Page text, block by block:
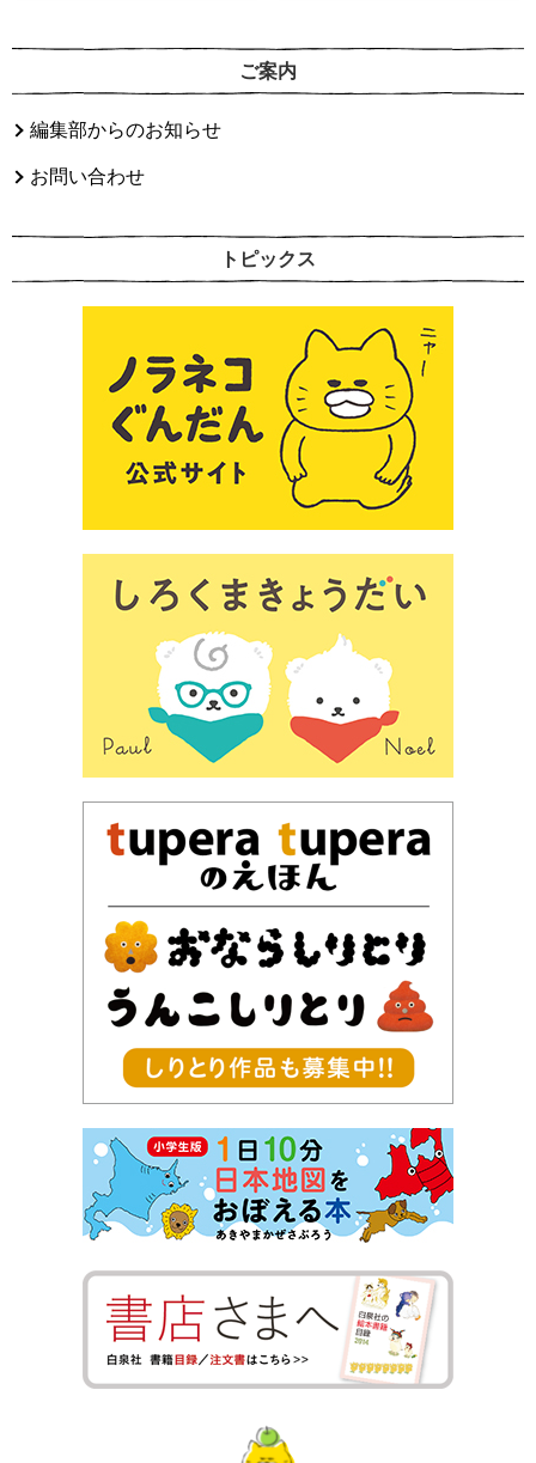
ご案内
編集部からのお知らせ
お問い合わせ
トピックス